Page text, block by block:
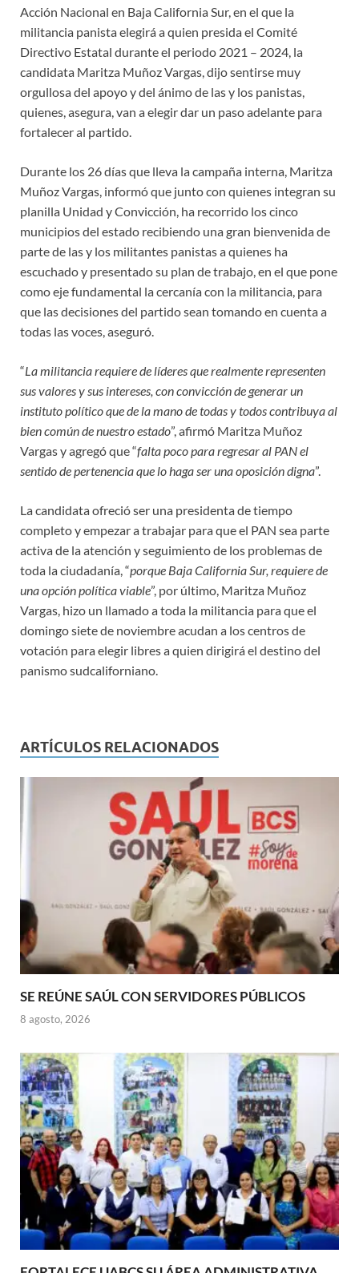
Acción Nacional en Baja California Sur, en el que la
militancia panista elegirá a quien presida el Comité
Directivo Estatal durante el periodo 2021 – 2024, la
candidata Maritza Muñoz Vargas, dijo sentirse muy
orgullosa del apoyo y del ánimo de las y los panistas,
quienes, asegura, van a elegir dar un paso adelante para
fortalecer al partido.
Durante los 26 días que lleva la campaña interna, Maritza
Muñoz Vargas, informó que junto con quienes integran su
planilla Unidad y Convicción, ha recorrido los cinco
municipios del estado recibiendo una gran bienvenida de
parte de las y los militantes panistas a quienes ha
escuchado y presentado su plan de trabajo, en el que pone
como eje fundamental la cercanía con la militancia, para
que las decisiones del partido sean tomando en cuenta a
todas las voces, aseguró.
“La militancia requiere de líderes que realmente representen
sus valores y sus intereses, con convicción de generar un
instituto político que de la mano de todas y todos contribuya al
bien común de nuestro estado”, afirmó Maritza Muñoz
Vargas y agregó que “falta poco para regresar al PAN el
sentido de pertenencia que lo haga ser una oposición digna”.
La candidata ofreció ser una presidenta de tiempo
completo y empezar a trabajar para que el PAN sea parte
activa de la atención y seguimiento de los problemas de
toda la ciudadanía, “porque Baja California Sur, requiere de
una opción política viable”, por último, Maritza Muñoz
Vargas, hizo un llamado a toda la militancia para que el
domingo siete de noviembre acudan a los centros de
votación para elegir libres a quien dirigirá el destino del
panismo sudcaliforniano.
ARTÍCULOS RELACIONADOS
SE REÚNE SAÚL CON SERVIDORES PÚBLICOS
8 agosto, 2026